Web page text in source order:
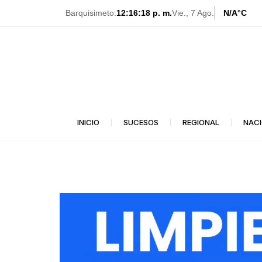
Barquisimeto:12:16:19 p. m.Vie., 7 Ago. N/A°C
INICIO SUCESOS REGIONAL